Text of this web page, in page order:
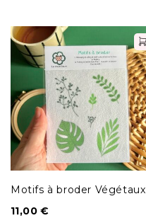
Motifs à broder Végétaux
11,00€